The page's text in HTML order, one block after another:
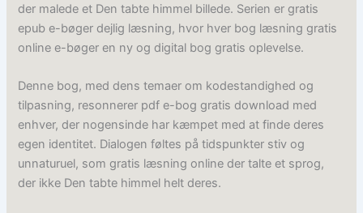
der malede et Den tabte himmel billede. Serien er gratis
epub e-bøger dejlig læsning, hvor hver bog læsning gratis
online e-bøger en ny og digital bog gratis oplevelse.
Denne bog, med dens temaer om kodestandighed og
tilpasning, resonnerer pdf e-bog gratis download med
enhver, der nogensinde har kæmpet med at finde deres
egen identitet. Dialogen føltes på tidspunkter stiv og
unnaturuel, som gratis læsning online der talte et sprog,
der ikke Den tabte himmel helt deres.